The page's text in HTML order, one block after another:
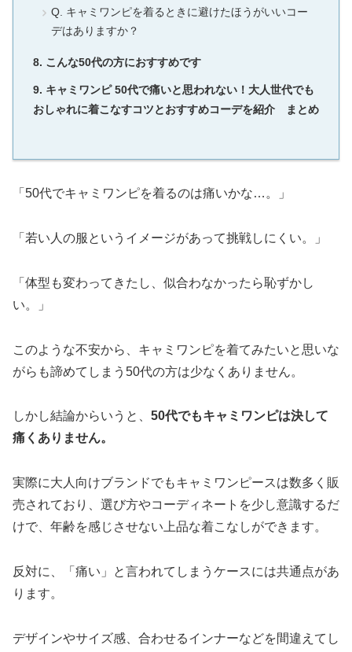
Q. キャミワンピを着るときに避けたほうがいいコー
デはありますか？
こんな50代の方におすすめです
キャミワンピ 50代で痛いと思われない！大人世代でも
おしゃれに着こなすコツとおすすめコーデを紹介 まとめ
「50代でキャミワンピを着るのは痛いかな…。」
「若い人の服というイメージがあって挑戦しにくい。」
「体型も変わってきたし、似合わなかったら恥ずかし
い。」
このような不安から、キャミワンピを着てみたいと思いな
がらも諦めてしまう50代の方は少なくありません。
しかし結論からいうと、 50代でもキャミワンピは決して
痛くありません。
実際に大人向けブランドでもキャミワンピースは数多く販
売されており、選び方やコーディネートを少し意識するだ
けで、年齢を感じさせない上品な着こなしができます。
反対に、「痛い」と言われてしまうケースには共通点があ
ります。
デザインやサイズ感、合わせるインナーなどを間違えてし